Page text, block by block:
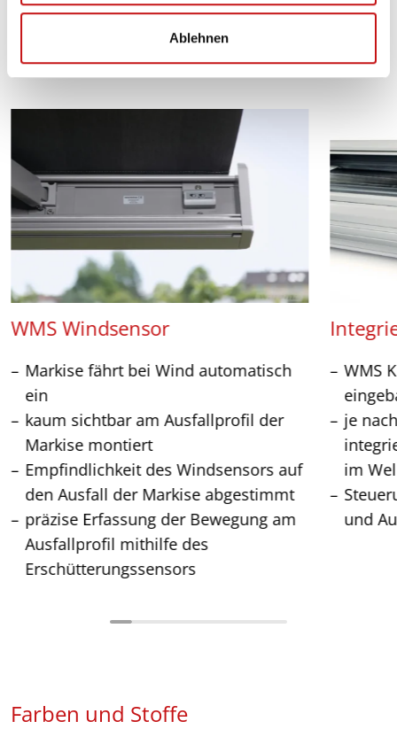
Ablehnen
Ausstattungsextras
WMS Windsensor
Markise fährt bei Wind automatisch
ein
kaum sichtbar am Ausfallprofil der
Markise montiert
Empfindlichkeit des Windsensors auf
den Ausfall der Markise abgestimmt
präzise Erfassung der Bewegung am
Ausfallprofil mithilfe des
Erschütterungssensors
WMS
je
im
und
Farben und Stoffe